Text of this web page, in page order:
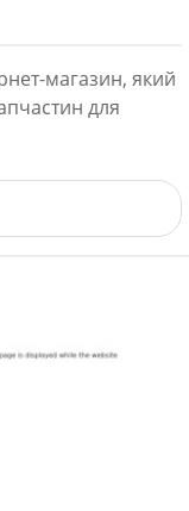
магазин, який
для